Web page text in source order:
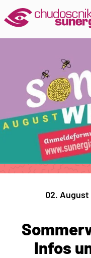
02. August
Infos